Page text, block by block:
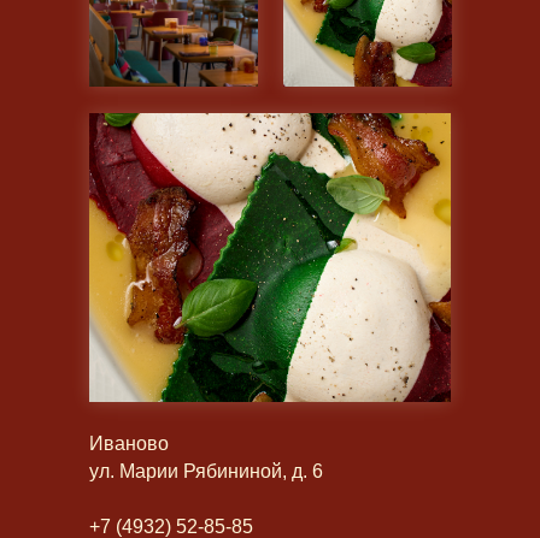
Иваново
ул. Марии Рябининой, д. 6
+7 (4932) 52-85-85